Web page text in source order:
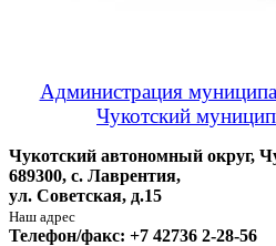
Администрация
Чукотский
Чукотский автономный округ,
689300, с. Лаврентия,
ул. Советская, д.15
Наш адрес
Телефон/факс: +7 42736 2-28-56